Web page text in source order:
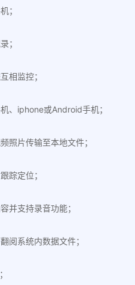
；
；
相监控；
、iphone或Android手机；
照片传输至本地文件；
踪定位；
并支持录音功能；
阅系统内数据文件；